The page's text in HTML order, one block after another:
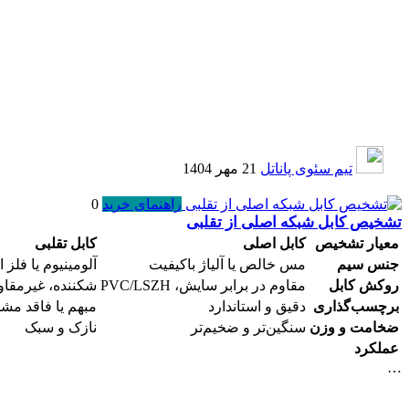
تیم سئوی پاناتل 21 مهر 1404
راهنمای خرید 0
تشخیص کابل شبکه اصلی از تقلبی
معیار تشخیص کابل اصلی
کابل تقلبی
جنس سیم
مس خالص یا آلیاژ باکیفیت
آلومینیوم یا فلز
روکش کابل
مقاوم در برابر سایش، PVC/LSZH
شکننده،
برچسب‌گذاری دقیق و استاندارد
مبهم یا فاقد
ضخامت و وزن سنگین‌تر و ضخیم‌تر
نازک و سبک
عملکرد
…